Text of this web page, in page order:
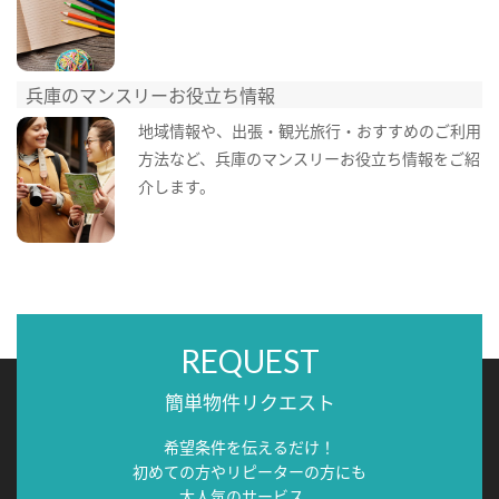
兵庫のマンスリーお役立ち情報
地域情報や、出張・観光旅行・おすすめのご利用
方法など、兵庫のマンスリーお役立ち情報をご紹
介します。
REQUEST
簡単物件リクエスト
希望条件を伝えるだけ！
初めての方やリピーターの方にも